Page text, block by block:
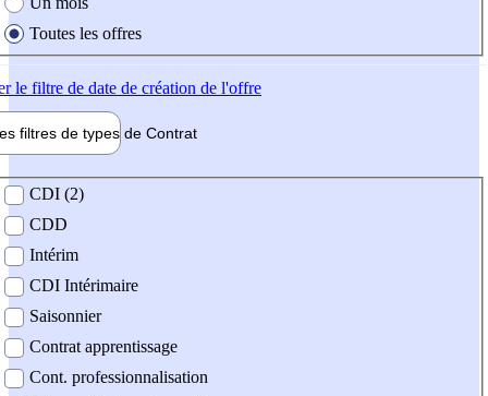
Toutes les offres
le filtre de date de création de l'offre
filtres de types de Contrat
contrat
CDI (2)
CDD
Intérim
CDI Intérimaire
Saisonnier
Contrat apprentissage
Cont. professionnalisation